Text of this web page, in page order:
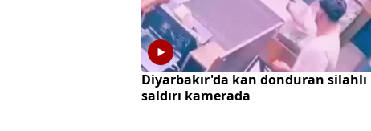
Diyarbakır'da kan donduran silahlı
saldırı kamerada